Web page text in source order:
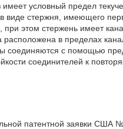
условный предел
стержня, имеющего
этом стержень имеет
в пределах
соединяются с помощью
соединителей к
патентной заявки США